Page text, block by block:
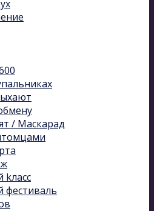
/ Маскарад
фестиваль